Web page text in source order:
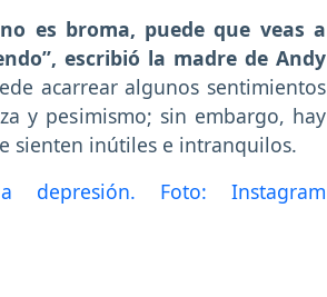
es broma, puede que veas a
escribió la madre de Andy
acarrear algunos sentimientos
y pesimismo; sin embargo, hay
sienten inútiles e intranquilos.